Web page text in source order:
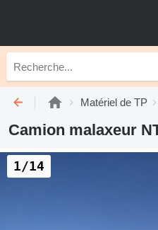
Matériel de TP
Camion malaxeur
1/14